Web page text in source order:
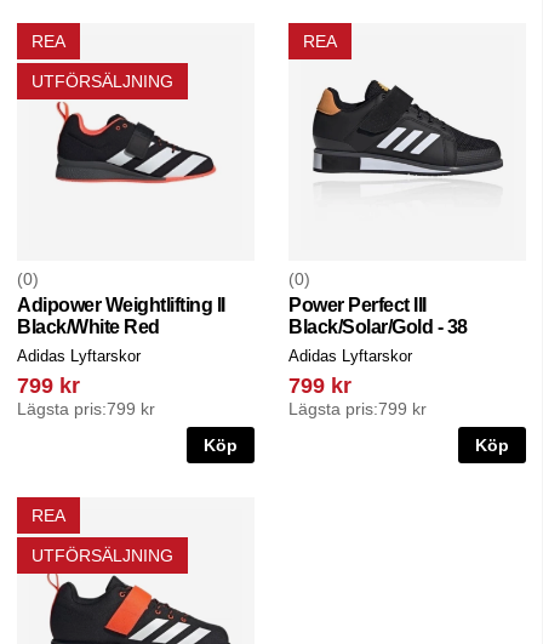
REA
UTFÖRSÄLJNING
0
Adipower Weightlifting II
Black/White Red
Adidas Lyftarskor
799 kr
Lägsta pris:799 kr
Köp
REA
0
Power Perfect III
Black/Solar/Gold - 38
Adidas Lyftarskor
799 kr
Lägsta pris:799 kr
Köp
REA
UTFÖRSÄLJNING